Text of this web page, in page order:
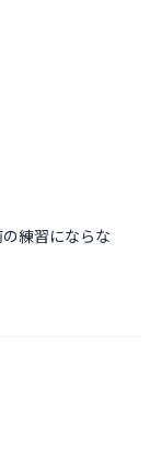
練習にならな